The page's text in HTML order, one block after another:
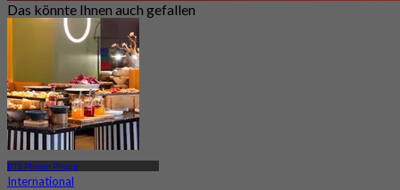
Das könnte Ihnen auch gefallen
BTS Phrom Phong
International